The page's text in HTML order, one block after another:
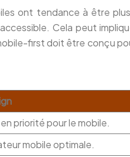
ont tendance à être
Cela peut
first doit être conçu
priorité pour le mobile.
mobile optimale.